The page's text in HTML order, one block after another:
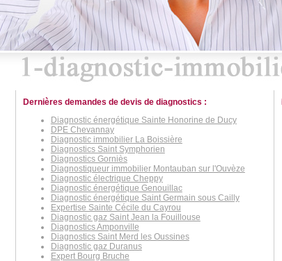
Dernières demandes de devis de diagnostics :
Diagnostic énergétique Sainte Honorine de Ducy
DPE Chevannay
Diagnostic immobilier La Boissière
Diagnostics Saint Symphorien
Diagnostics Gorniès
Diagnostiqueur immobilier Montauban sur l'Ouvèze
Diagnostic électrique Cheppy
Diagnostic énergétique Genouillac
Diagnostic énergétique Saint Germain sous Cailly
Expertise Sainte Cécile du Cayrou
Diagnostic gaz Saint Jean la Fouillouse
Diagnostics Amponville
Diagnostics Saint Merd les Oussines
Diagnostic gaz Duranus
Expert Bourg Bruche